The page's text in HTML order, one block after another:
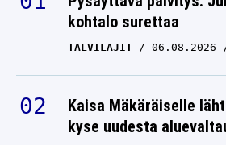
joutunut
tukki
pystyyn
show’n
kohtalo surettaa
TALVILAJIT 06.08.2026
Kaisa Mäkäräiselle
kyse uudesta